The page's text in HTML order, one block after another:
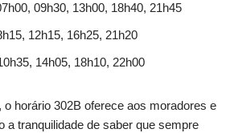
09h30, 13h00, 18h40, 21h45
12h15, 16h25, 21h20
14h05, 18h10, 22h00
horário 302B oferece aos moradores e
a tranquilidade de saber que sempre